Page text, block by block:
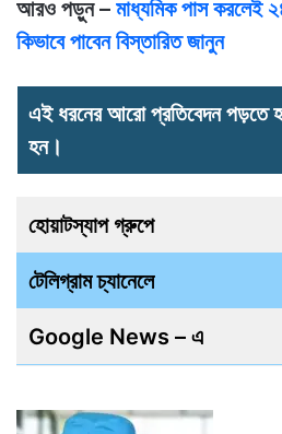
আরও পড়ুন – মাধ্যমিক পাস করলেই
কিভাবে পাবেন বিস্তারিত জানুন
এই ধরনের আরো প্রতিবেদন পড়তে
হন।
হোয়াটস্যাপ গ্রুপে
টেলিগ্রাম চ্যানেলে
Google News – এ